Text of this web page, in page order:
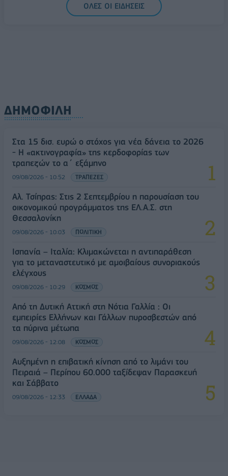
πινακίδων κυκλοφορίας - Τέλος στις χρονοβόρες
ΟΛΕΣ ΟΙ ΕΙΔΗΣΕΙΣ
ΔΗΜΟΦΙΛΗ
Στα 15 δισ. ευρώ ο στόχος για νέα δάνεια το 2026
- Η «ακτινογραφία» της κερδοφορίας των
τραπεζών το α΄ εξάμηνο
09/08/2026 - 10:52 ΤΡΑΠΕΖΕΣ
Αλ. Τσίπρας: Στις 2 Σεπτεμβρίου η παρουσίαση του
οικονομικού προγράμματος της ΕΛ.Α.Σ. στη
Θεσσαλονίκη
09/08/2026 - 10:03 ΠΟΛΙΤΙΚΗ
Ισπανία – Ιταλία: Κλιμακώνεται η αντιπαράθεση
για το μεταναστευτικό με αμοιβαίους συνοριακούς
ελέγχους
09/08/2026 - 10:29 ΚΟΣΜΟΣ
Από τη Δυτική Αττική στη Νότια Γαλλία : Οι
εμπειρίες Ελλήνων και Γάλλων πυροσβεστών από
τα πύρινα μέτωπα
09/08/2026 - 12:08 ΚΟΣΜΟΣ
Αυξημένη η επιβατική κίνηση από το λιμάνι του
Πειραιά – Περίπου 60.000 ταξίδεψαν Παρασκευή
και Σάββατο
09/08/2026 - 12:33 ΕΛΛΑΔΑ